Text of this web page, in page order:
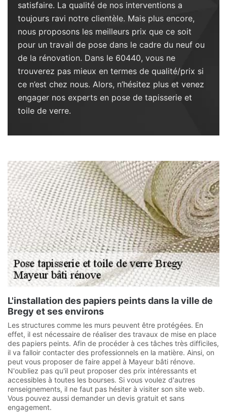
satisfaire. La qualité de nos interventions a
toujours ravi notre clientèle. Mais plus encore,
nous proposons les meilleurs prix que ce soit
pour un travail de pose dans le cadre du neuf ou
de la rénovation. Dans le 60440, vous ne
trouverez pas mieux en termes de qualité/prix si
ce n’est chez nous. Alors, n’hésitez plus et venez
engager nos experts en pose de tapisserie et
toile de verre.
L'installation des papiers peints dans la ville de
Bregy et ses environs
Les structures comme les murs peuvent être protégées. En
effet, il est nécessaire de réaliser des travaux de mise en place
des papiers peints. Afin de procéder à ces tâches très difficiles,
il va falloir contacter des professionnels en la matière. Ainsi, on
peut vous proposer de faire appel à Mayeur bâti rénove.
N'oubliez pas qu'il peut proposer des prix intéressants et
accessibles à toutes les bourses. Si vous voulez d'autres
renseignements, il ne faut pas hésiter à visiter son site web.
Vous pouvez aussi demander un devis gratuit et sans
engagement.